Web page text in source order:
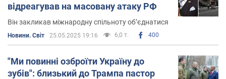
відреагував на масовану атаку РФ
Він закликав міжнародну спільноту об’єднатися
Новини. Світ 25.05.2025 19:16 6,0 т. 400
"Ми повинні озброїти Україну до
зубів": близький до Трампа пастор